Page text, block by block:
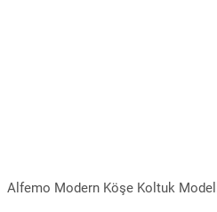
Alfemo Modern Köşe Koltuk